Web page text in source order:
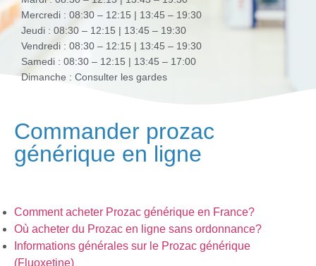
Mercredi : 08:30 – 12:15 | 13:45 – 19:30
Jeudi : 08:30 – 12:15 | 13:45 – 19:30
Vendredi : 08:30 – 12:15 | 13:45 – 19:30
Samedi : 08:30 – 12:15 | 13:45 – 17:00
Dimanche : Consulter les gardes
Commander prozac
générique en ligne
Comment acheter Prozac générique en France?
Où acheter du Prozac en ligne sans ordonnance?
Informations générales sur le Prozac générique
(Fluoxetine)